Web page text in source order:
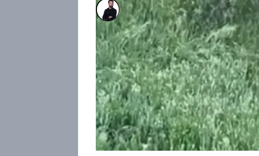
Marek Veselý
21. kvě 2026, 06:18
Ukrajinská speciální
nepochopitelného chování
obrovské štěstí, když dopad
vedle něj nevedl k explozi.
začal do bezpilotního
došlo k explozi, která
zveřejněných záběrů je v